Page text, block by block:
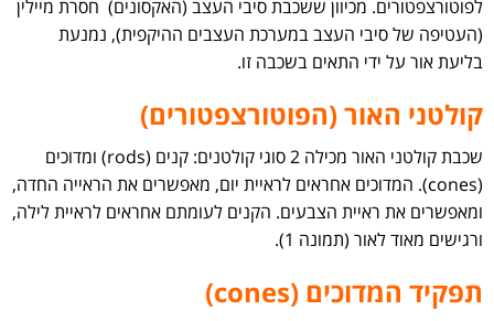
לפוטורצפטורים. מכיוון ששכבת סיבי העצב (האקסונים) חסרת מיילין
(העטיפה של סיבי העצב במערכת העצבים ההיקפית), נמנעת
בליעת אור על ידי התאים בשכבה זו.
קולטני האור (הפוטורצפטורים)
שכבת קולטני האור מכילה 2 סוגי קולטנים: קנים (rods) ומדוכים
(cones). המדוכים אחראים לראיית יום, מאפשרים את הראייה החדה,
ומאפשרים את ראיית הצבעים. הקנים לעומתם אחראים לראיית לילה,
ורגישים מאוד לאור (תמונה 1).
תפקיד המדוכים (cones)